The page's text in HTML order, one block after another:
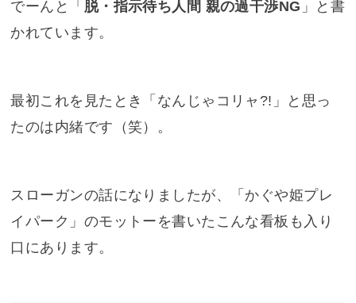
でーんと「 脱・指示待ち人間 親の過干渉NG 」と書
かれています。
最初これを見たとき「なんじゃコリャ?!」と思っ
たのは内緒です（笑）。
スローガンの話になりましたが、「かぐや姫プレ
イパーク」のモットーを書いたこんな看板も入り
口にあります。